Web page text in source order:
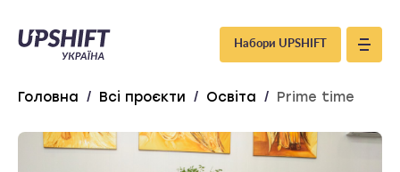
Upshift
–
Україна
Набори UPSHIFT
Головна / Всі проєкти / Освіта / Prime time